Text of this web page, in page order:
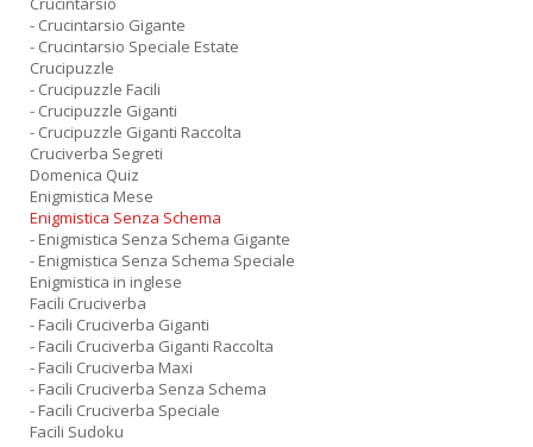
- Crucintarsio Gigante
- Crucintarsio Speciale Estate
Crucipuzzle
- Crucipuzzle Facili
- Crucipuzzle Giganti
- Crucipuzzle Giganti Raccolta
Cruciverba Segreti
Domenica Quiz
Enigmistica Mese
Enigmistica Senza Schema
- Enigmistica Senza Schema Gigante
- Enigmistica Senza Schema Speciale
Enigmistica in inglese
Facili Cruciverba
- Facili Cruciverba Giganti
- Facili Cruciverba Giganti Raccolta
- Facili Cruciverba Maxi
- Facili Cruciverba Senza Schema
- Facili Cruciverba Speciale
Facili Sudoku